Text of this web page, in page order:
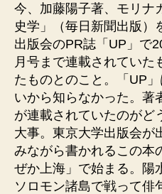
今、加藤陽子著、モリナ
史学」（毎日新聞出版）
出版会のPR誌「UP」で
月号まで連載されていた
たものとのこと。「UP
いから知らなかった。著
が連載されていたのがど
大事。東京大学出版会が
みながら書かれるこの本
ぜか上海」で始まる。陽
ソロモン諸島で戦って俳